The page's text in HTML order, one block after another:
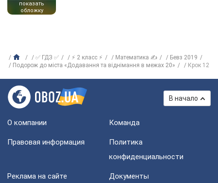
показать
обложку
✅ ГДЗ ✅ ⚡ 2 класс ⚡ Математика ✍
Бевз 2019
Подорож до міста «Додавання та віднімання в межах 20»
Крок 12
В начало
О компании Команда
Правовая информация
Политика
конфиденциальности
Реклама на сайте Документы